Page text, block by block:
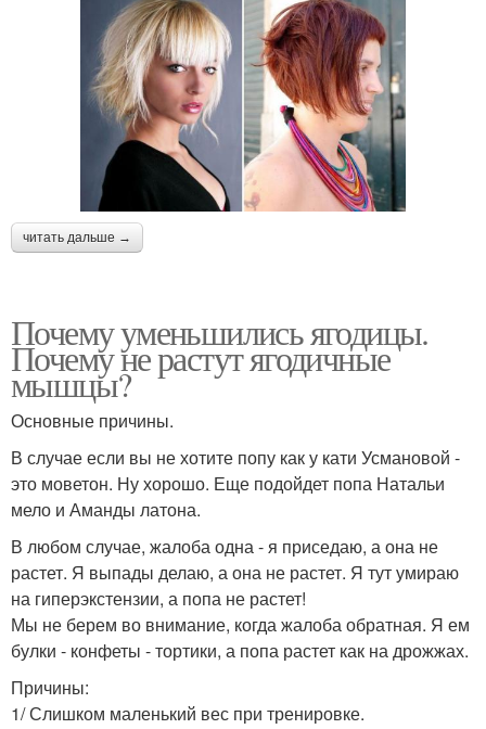
читать дальше →
Почему уменьшились ягодицы.
Почему не растут ягодичные
мышцы?
Основные причины.
В случае если вы не хотите попу как у кати Усмановой -
это моветон. Ну хорошо. Еще подойдет попа Натальи
мело и Аманды латона.
В любом случае, жалоба одна - я приседаю, а она не
растет. Я выпады делаю, а она не растет. Я тут умираю
на гиперэкстензии, а попа не растет!
Мы не берем во внимание, когда жалоба обратная. Я ем
булки - конфеты - тортики, а попа растет как на дрожжах.
Причины:
1/ Слишком маленький вес при тренировке.